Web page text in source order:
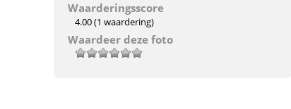
Waarderingsscore
4.00(1 waardering)
Waardeer deze foto